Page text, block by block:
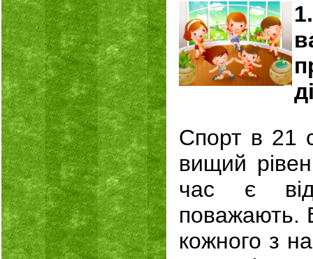
Спорт в 21
вищий
час є
поважають.
кожного з